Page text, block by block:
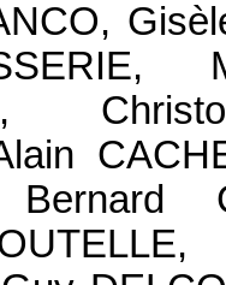
Bernard